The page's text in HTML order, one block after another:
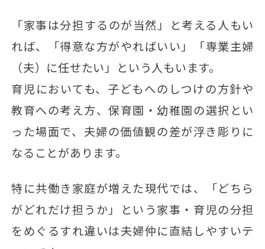
「家事は分担するのが当然」と考える人もい
れば、「得意な方がやればいい」「専業主婦
（夫）に任せたい」という人もいます。
育児においても、子どもへのしつけの方針や
教育への考え方、保育園・幼稚園の選択とい
った場面で、夫婦の価値観の差が浮き彫りに
なることがあります。
特に共働き家庭が増えた現代では、「どちら
がどれだけ担うか」という家事・育児の分担
をめぐるすれ違いは夫婦仲に直結しやすいテ